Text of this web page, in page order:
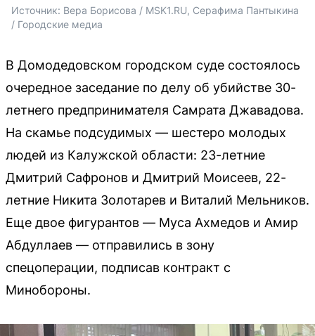
Источник: Вера Борисова / MSK1.RU, Серафима Пантыкина
/ Городские медиа
В Домодедовском городском суде состоялось
очередное заседание по делу об убийстве 30-
летнего предпринимателя Самрата Джавадова.
На скамье подсудимых — шестеро молодых
людей из Калужской области: 23-летние
Дмитрий Сафронов и Дмитрий Моисеев, 22-
летние Никита Золотарев и Виталий Мельников.
Еще двое фигурантов — Муса Ахмедов и Амир
Абдуллаев — отправились в зону
спецоперации, подписав контракт с
Минобороны.